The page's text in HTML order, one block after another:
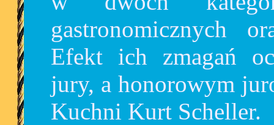
gastronomicznych
Efekt ich zmagań
jury, a honorowym
Kuchni Kurt Scheller.